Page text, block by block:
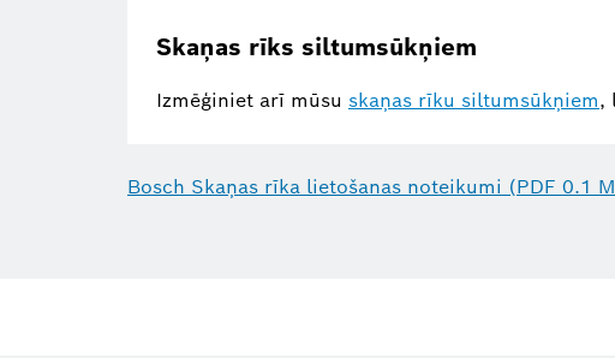
Skaņas rīks siltumsūkņiem
Izmēģiniet arī mūsu skaņas rīku siltumsūkņiem,
Bosch Skaņas rīka lietošanas noteikumi (PDF 0.1